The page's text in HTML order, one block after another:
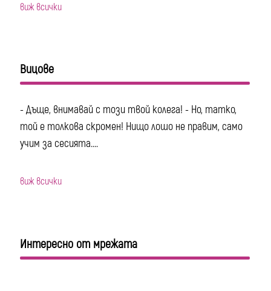
виж всички
Вицове
- Дъще, внимавай с този твой колега! - Но, татко,
той е толкова скромен! Нищо лошо не правим, само
учим за сесията....
виж всички
Интересно от мрежата